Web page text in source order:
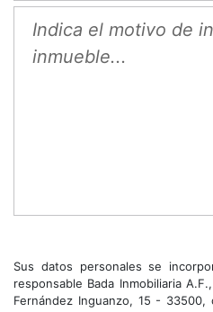
Sus datos personales se
responsable Bada Inmobiliaria
Fernández Inguanzo, 15 -